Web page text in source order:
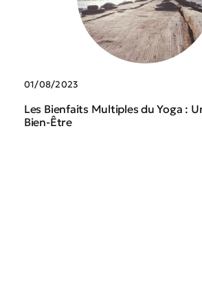
01/08/2023
Les Bienfaits Multiples du Yoga :
Bien-Être